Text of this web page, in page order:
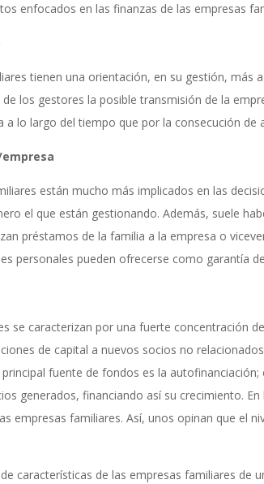
enfocados en las finanzas de las empresas
tienen una orientación, en su gestión, más
los gestores la posible transmisión de la
a lo largo del tiempo que por la consecución
están mucho más implicados en las
el que están gestionando. Además, suele
préstamos de la familia a la empresa o
personales pueden ofrecerse como garantía
se caracterizan por una fuerte concentración
de capital a nuevos socios no
fuente de fondos es la
generados, financiando así su crecimiento.
empresas familiares. Así, unos opinan que el
características de las empresas familiares de